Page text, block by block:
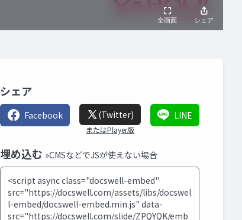
シェア
Facebook (Twitter)
またはPlayer版
LINE
埋め込む »CMSなどでJSが使えない場合